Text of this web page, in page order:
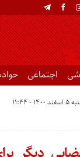
اجتماعی
۱۱:۴۴